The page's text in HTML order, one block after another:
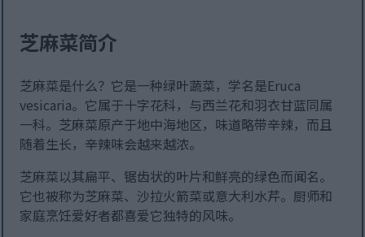
芝麻菜简介
芝麻菜是什么？它是一种绿叶蔬菜，学名是Eruca
vesicaria。它属于十字花科，与西兰花和羽衣甘蓝同属
一科。芝麻菜原产于地中海地区，味道略带辛辣，而且
随着生长，辛辣味会越来越浓。
芝麻菜以其扁平、锯齿状的叶片和鲜亮的绿色而闻名。
它也被称为芝麻菜、沙拉火箭菜或意大利水芹。厨师和
家庭烹饪爱好者都喜爱它独特的风味。